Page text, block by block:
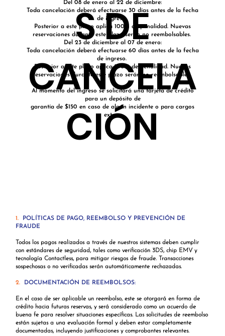
EN
DLY
S DE
CANCELA
CIÓN
Del 08 de enero al 22 de diciembre:
Toda cancelación deberá efectuarse 30 días antes de la fecha
de ingreso.
Posterior a este plazo aplica 100% de penalidad. Nuevas
reservaciones durante este plazo serán no reembolsables.
Del 23 de diciembre al 07 de enero:
Toda cancelación deberá efectuarse 60 días antes de la fecha
de ingreso.
Posterior a este plazo aplica 100% de penalidad. Nuevas
reservaciones durante este plazo serán no reembolsables.
Al momento del ingreso se solicitará una tarjeta de crédito
para un depósito de
garantía de $150 en caso de algún incidente o para cargos
extras.
1.
POLÍTICAS DE PAGO, REEMBOLSO Y PREVENCIÓN DE
FRAUDE
Todos los pagos realizados a través de nuestros sistemas deben cumplir
con estándares de seguridad, tales como verificación 3DS, chip EMV y
tecnología Contactless, para mitigar riesgos de fraude. Transacciones
sospechosas o no verificadas serán automáticamente rechazadas.
2. DOCUMENTACIÓN DE REEMBOLSOS:
En el caso de ser aplicable un reembolso, este se otorgará en forma de
crédito hacia futuras reservas, y será considerado como un acuerdo de
buena fe para resolver situaciones específicas. Las solicitudes de reembolso
están sujetas a una evaluación formal y deben estar completamente
documentadas, incluyendo justificaciones y comprobantes relevantes.